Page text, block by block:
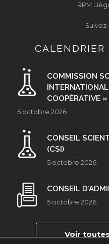
RPM
CALENDRIER
COMMISSION
COOPÉRATIVE »
5 octobre 2026
CONSEIL
(CSI)
5 octobre 2026
CONSEIL
5 octobre 2026
Voir